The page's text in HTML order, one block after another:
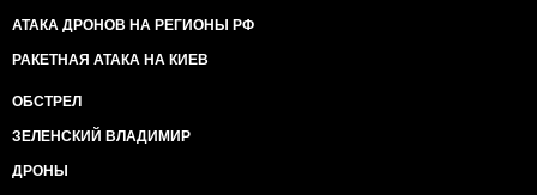
АТАКА ДРОНОВ НА РЕГИОНЫ РФ
РАКЕТНАЯ АТАКА НА КИЕВ
ОБСТРЕЛ
ЗЕЛЕНСКИЙ ВЛАДИМИР
ДРОНЫ